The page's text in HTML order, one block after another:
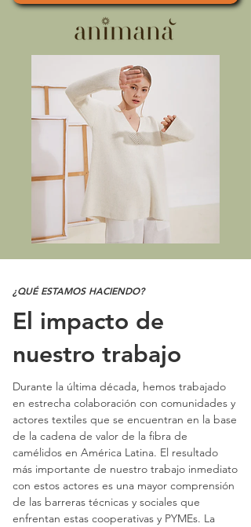
¿QUÉ ESTAMOS HACIENDO?
El impacto de
nuestro trabajo
Durante la última década, hemos trabajado
en estrecha colaboración con comunidades y
actores textiles que se encuentran en la base
de la cadena de valor de la fibra de
camélidos en América Latina. El resultado
más importante de nuestro trabajo inmediato
con estos actores es una mayor comprensión
de las barreras técnicas y sociales que
enfrentan estas cooperativas y PYMEs. La